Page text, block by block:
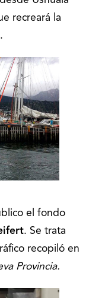
recreará la
el fondo
. Se trata
recopiló en
Provincia.